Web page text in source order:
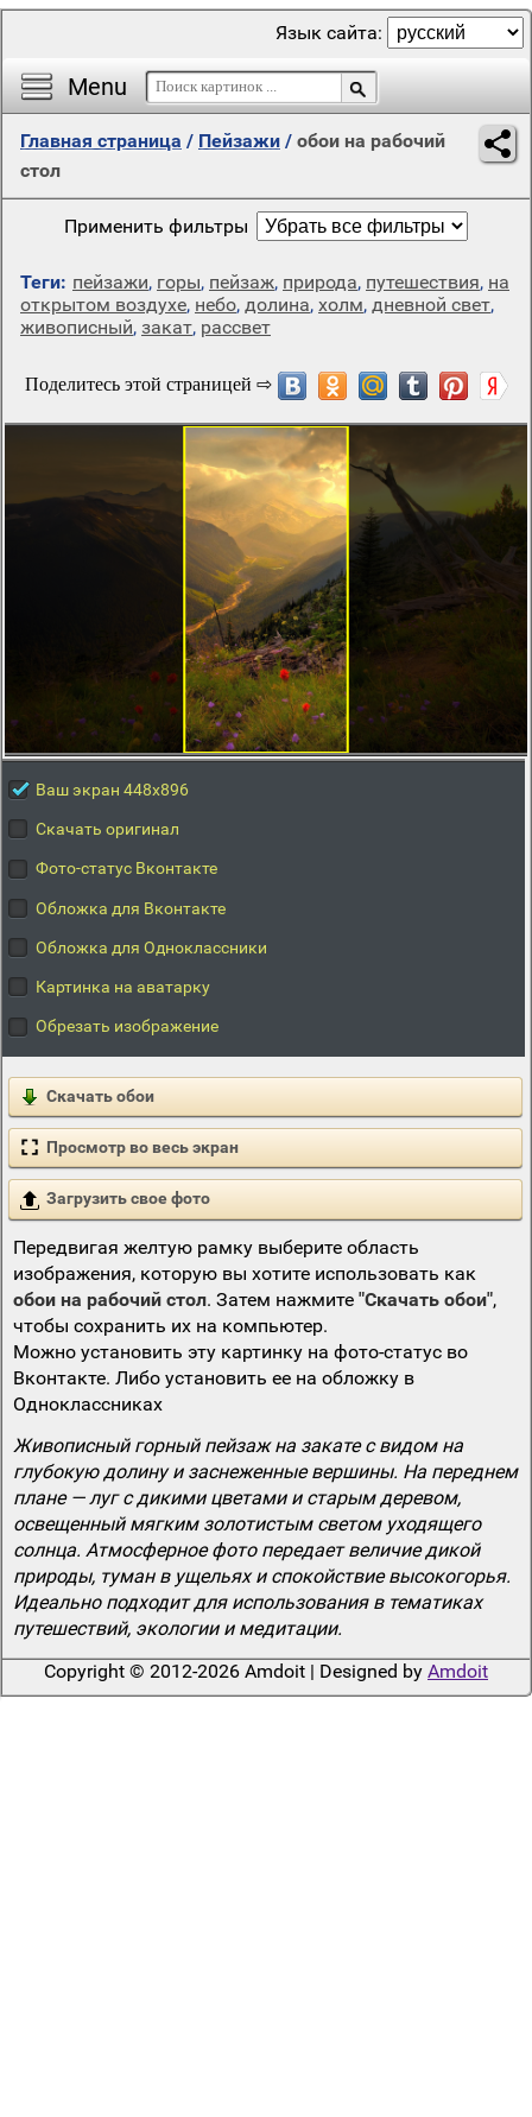
Menu
Язык сайта:
Главная страница / Пейзажи / обои на рабочий
стол
Применить фильтры
Теги: пейзажи, горы, пейзаж, природа, путешествия, на
открытом воздухе, небо, долина, холм, дневной свет,
живописный, закат, рассвет
Ваш экран 448x896
Скачать оригинал
Фото-статус Вконтакте
Обложка для Вконтакте
Обложка для Одноклассники
Картинка на аватарку
Обрезать изображение
Скачать обои
Просмотр во весь экран
Загрузить свое фото
Передвигая желтую рамку выберите область
изображения, которую вы хотите использовать как
обои на рабочий стол. Затем нажмите "Скачать обои",
чтобы сохранить их на компьютер.
Можно установить эту картинку на фото-статус во
Вконтакте. Либо установить ее на обложку в
Одноклассниках
Живописный горный пейзаж на закате с видом на
глубокую долину и заснеженные вершины. На переднем
плане — луг с дикими цветами и старым деревом,
освещенный мягким золотистым светом уходящего
солнца. Атмосферное фото передает величие дикой
природы, туман в ущельях и спокойствие высокогорья.
Идеально подходит для использования в тематиках
путешествий, экологии и медитации.
Copyright © 2012-2026 Amdoit | Designed by Amdoit